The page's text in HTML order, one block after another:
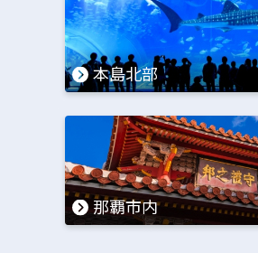
本島北部
那覇市内